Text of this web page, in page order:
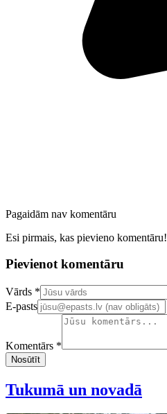
Pagaidām nav komentāru
Esi pirmais, kas pievieno komentāru!
Pievienot komentāru
Confirm your email address
Vārds *
E-pasts
Komentārs *
Nosūtīt
Tukumā un novadā